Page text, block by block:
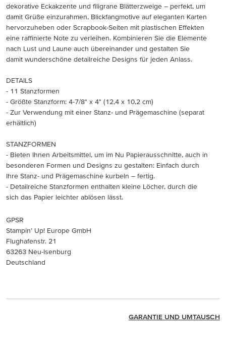
dekorative Eckakzente und filigrane Blätterzweige – perfekt, um
damit Grüße einzurahmen, Blickfangmotive auf eleganten Karten
hervorzuheben oder Scrapbook-Seiten mit plastischen Effekten
eine raffinierte Note zu verleihen. Kombinieren Sie die Elemente
nach Lust und Laune auch übereinander und gestalten Sie
damit wunderschöne detailreiche Designs für jeden Anlass.
DETAILS
- 11 Stanzformen
- Größte Stanzform: 4-7/8" x 4" (12,4 x 10,2 cm)
- Zur Verwendung mit einer Stanz- und Prägemaschine (separat
erhältlich)
STANZFORMEN
- Bieten Ihnen Arbeitsmittel, um im Nu Papierausschnitte, auch in
besonderen Formen und Designs zu gestalten: Einfach durch
Ihre Stanz- und Prägemaschine kurbeln – fertig.
- Detailreiche Stanzformen enthalten kleine Löcher, durch die
sich das Papier leichter ablösen lässt.
GPSR
Stampin’ Up! Europe GmbH
Flughafenstr. 21
63263 Neu-Isenburg
Deutschland
GARANTIE UND UMTAUSCH